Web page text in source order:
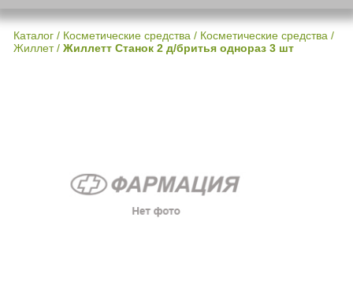
Каталог / Косметические средства / Косметические средства /
Жиллет/ Жиллетт Станок 2 д/бритья однораз 3 шт